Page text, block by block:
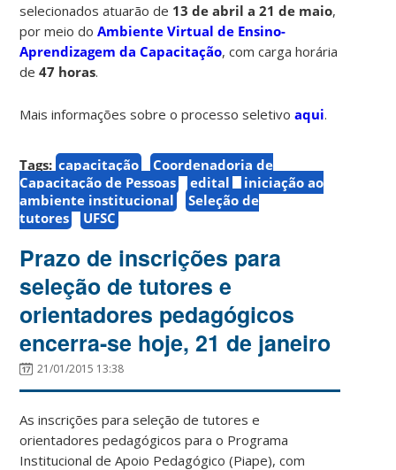
selecionados atuarão de 13 de abril a 21 de maio,
por meio doAmbiente Virtual de Ensino-
Aprendizagem da Capacitação, com carga horária
de47 horas.
Mais informações sobre o processo seletivoaqui.
Tags: capacitação
Coordenadoria de
Capacitação de Pessoas
edital
iniciação ao
ambiente institucional
Seleção de
tutores
UFSC
Prazo de inscrições para
seleção de tutores e
orientadores pedagógicos
encerra-se hoje, 21 de janeiro
21/01/2015 13:38
As inscrições para seleção de tutores e
orientadores pedagógicos para o Programa
Institucional de Apoio Pedagógico (Piape), com